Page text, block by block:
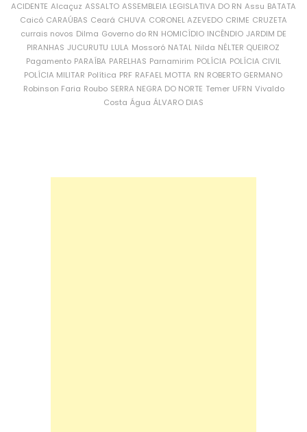
ACIDENTE Alcaçuz ASSALTO ASSEMBLEIA LEGISLATIVA DO RN Assu BATATA
Caicó CARAÚBAS Ceará CHUVA CORONEL AZEVEDO CRIME CRUZETA
currais novos Dilma Governo do RN HOMICÍDIO INCÊNDIO JARDIM DE
PIRANHAS JUCURUTU LULA Mossoró NATAL Nilda NÉLTER QUEIROZ
Pagamento PARAÍBA PARELHAS Parnamirim POLÍCIA POLÍCIA CIVIL
POLÍCIA MILITAR Política PRF RAFAEL MOTTA RN ROBERTO GERMANO
Robinson Faria Roubo SERRA NEGRA DO NORTE Temer UFRN Vivaldo
Costa Água ÁLVARO DIAS